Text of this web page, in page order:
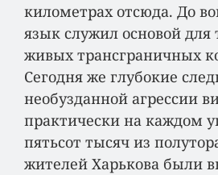
километрах отсюда. До
язык служил основой для
живых трансграничных
Сегодня же глубокие
необузданной агрессии
практически на каждом
пятьсот тысяч из
жителей Харькова были